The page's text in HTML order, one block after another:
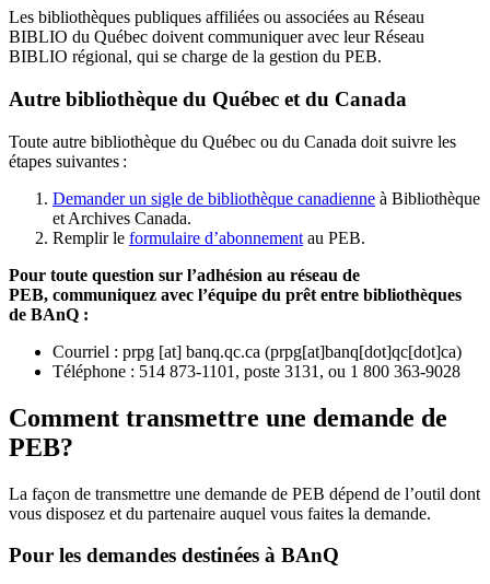
Les bibliothèques publiques affiliées ou associées au Réseau
BIBLIO du Québec doivent communiquer avec leur Réseau
BIBLIO régional, qui se charge de la gestion du PEB.
Autre bibliothèque du Québec et du Canada
Toute autre bibliothèque du Québec ou du Canada doit suivre les
étapes suivantes :
Demander un sigle de bibliothèque canadienne à Bibliothèque
et Archives Canada.
Remplir le formulaire d’abonnement au PEB.
Pour toute question sur l’adhésion au réseau de
PEB, communiquez avec l’équipe du prêt entre bibliothèques
de BAnQ :
Courriel : prpg [at] banq.qc.ca (prpg[at]banq[dot]qc[dot]ca)
Téléphone : 514 873-1101, poste 3131, ou 1 800 363-9028
Comment transmettre une demande de
PEB?
La façon de transmettre une demande de PEB dépend de l’outil dont
vous disposez et du partenaire auquel vous faites la demande.
Pour les demandes destinées à BAnQ